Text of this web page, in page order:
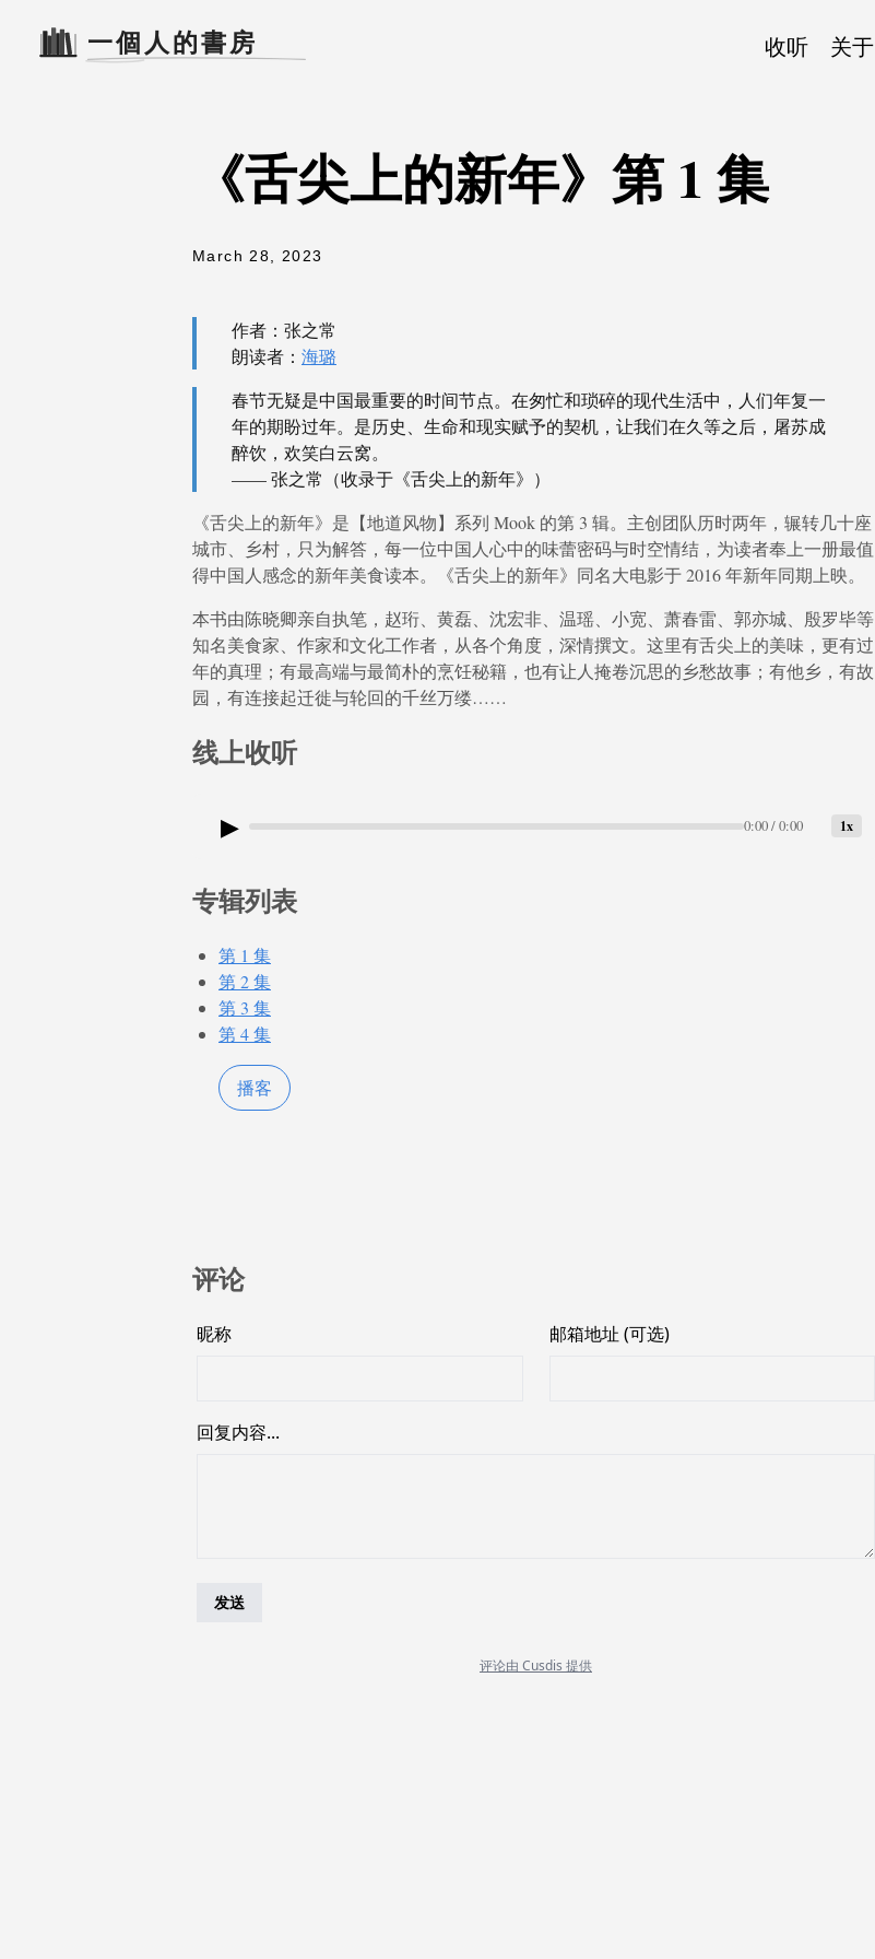
收听 关于
《舌尖上的新年》第 1 集
March 28, 2023
作者：张之常
朗读者： 海璐
春节无疑是中国最重要的时间节点。在匆忙和琐碎的现代生活中，人们年复一
年的期盼过年。是历史、生命和现实赋予的契机，让我们在久等之后，屠苏成
醉饮，欢笑白云窝。
—— 张之常（收录于《舌尖上的新年》）
《舌尖上的新年》是【地道风物】系列 Mook 的第 3 辑。主创团队历时两年，辗转几十座
城市、乡村，只为解答，每一位中国人心中的味蕾密码与时空情结，为读者奉上一册最值
得中国人感念的新年美食读本。《舌尖上的新年》同名大电影于 2016 年新年同期上映。
本书由陈晓卿亲自执笔，赵珩、黄磊、沈宏非、温瑶、小宽、萧春雷、郭亦城、殷罗毕等
知名美食家、作家和文化工作者，从各个角度，深情撰文。这里有舌尖上的美味，更有过
年的真理；有最高端与最简朴的烹饪秘籍，也有让人掩卷沉思的乡愁故事；有他乡，有故
园，有连接起迁徙与轮回的千丝万缕……
线上收听
▶ 0:00 / 0:00 1x
专辑列表
第 1 集
第 2 集
第 3 集
第 4 集
播客
评论